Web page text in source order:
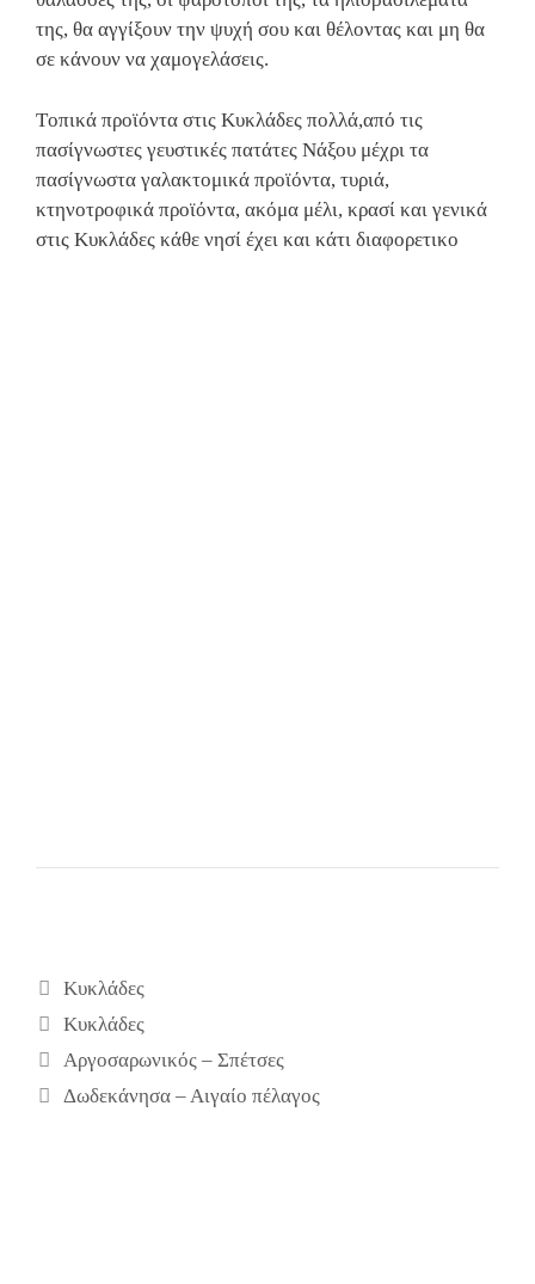
της, θα αγγίξουν την ψυχή σου και θέλοντας και μη θα
σε κάνουν να χαμογελάσεις.
Tοπικά προϊόντα στις Κυκλάδες πολλά,από τις
πασίγνωστες γευστικές πατάτες Νάξου μέχρι τα
πασίγνωστα γαλακτομικά προϊόντα, τυριά,
κτηνοτροφικά προϊόντα, ακόμα μέλι, κρασί και γενικά
στις Κυκλάδες κάθε νησί έχει και κάτι διαφορετικο
Κατηγορίες
Κυκλάδες
Ετικέτες
Κυκλάδες
Αργοσαρωνικός – Σπέτσες
Δωδεκάνησα – Αιγαίο πέλαγος